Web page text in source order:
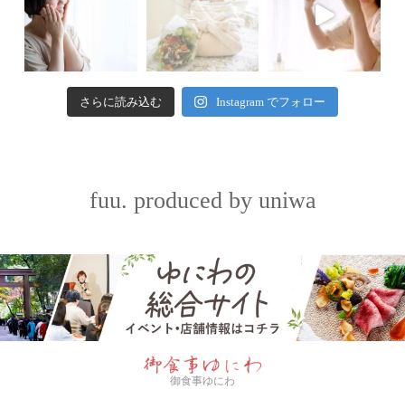
さらに読み込む Instagram でフォロー
fuu. produced by uniwa
御食事ゆにわ